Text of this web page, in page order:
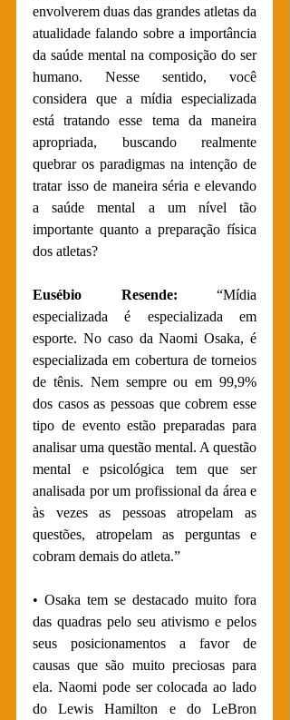
envolverem duas das grandes atletas da
atualidade falando sobre a importância
da saúde mental na composição do ser
humano. Nesse sentido, você
considera que a mídia especializada
está tratando esse tema da maneira
apropriada, buscando realmente
quebrar os paradigmas na intenção de
tratar isso de maneira séria e elevando
a saúde mental a um nível tão
importante quanto a preparação física
dos atletas?
Eusébio Resende: “Mídia
especializada é especializada em
esporte. No caso da Naomi Osaka, é
especializada em cobertura de torneios
de tênis. Nem sempre ou em 99,9%
dos casos as pessoas que cobrem esse
tipo de evento estão preparadas para
analisar uma questão mental. A questão
mental e psicológica tem que ser
analisada por um profissional da área e
às vezes as pessoas atropelam as
questões, atropelam as perguntas e
cobram demais do atleta.”
• Osaka tem se destacado muito fora
das quadras pelo seu ativismo e pelos
seus posicionamentos a favor de
causas que são muito preciosas para
ela. Naomi pode ser colocada ao lado
do Lewis Hamilton e do LeBron